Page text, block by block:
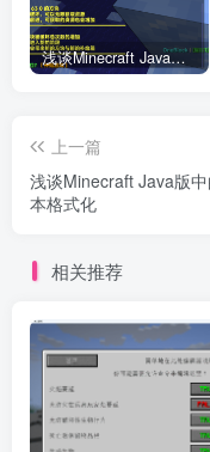
// Add
// See
// for
    maven
{
}
上面的代码中添加了
https://
public/ 。 这是我的
浅谈Minecraft Java版中的文本格式化
上一篇
浅谈Minecraft Java版
本格式化
相关推荐